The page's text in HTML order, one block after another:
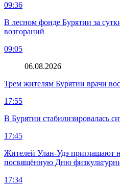
09:36
В лесном фонде Бурятии за
возгораний
09:05
06.08.2026
Трем жителям Бурятии врачи
17:55
В Бурятии стабилизировалась
17:45
Жителей Улан-Удэ приглашают
посвящённую Дню
17:34